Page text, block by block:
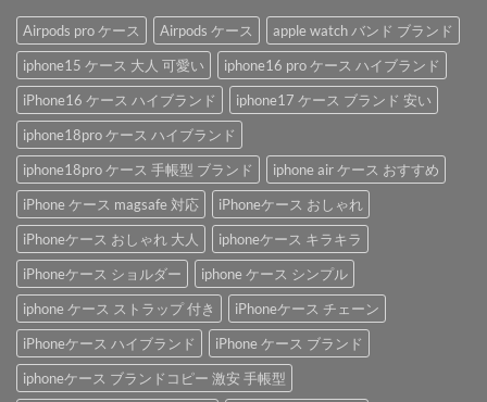
Airpods pro ケース Airpods ケース
apple watch バンド ブランド
iphone15 ケース 大人 可愛い
iphone16 pro ケース ハイブランド
iPhone16 ケース ハイブランド
iphone17 ケース ブランド 安い
iphone18pro ケース ハイブランド
iphone18pro ケース 手帳型 ブランド
iphone air ケース おすすめ
iPhone ケース magsafe 対応
iPhoneケース おしゃれ
iPhoneケース おしゃれ 大人
iphoneケース キラキラ
iPhoneケース ショルダー
iphone ケース シンプル
iphone ケース ストラップ 付き
iPhoneケース チェーン
iPhoneケース ハイブランド
iPhone ケース ブランド
iphoneケース ブランドコピー 激安 手帳型